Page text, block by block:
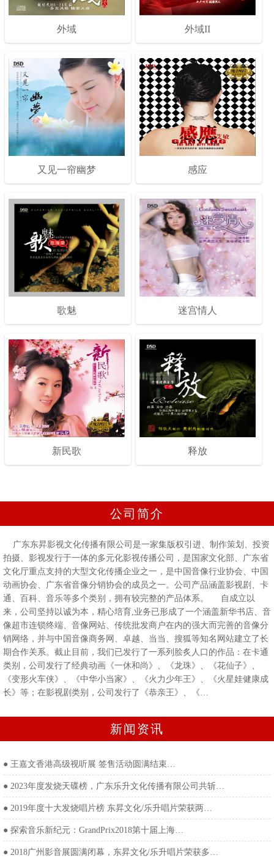
外域 外域II
又见一帘幽梦 感应
歌魅 迷宫情人
新民歌 释放
公司简介
广东东昇影视文化传播有限公司是一家集版权引进、制作策划、投资
拍摄、影视发行于一体的多元化影视传播公司，是国家文化部、广东省
文化厅重点支持的大型文化传播企业之一，是中国音像行业协会、中国
动画协会、广东省音像分销协会的成员之一。公司产品涵盖影视剧、卡
通、百科、音乐等多个类别，拥有较完整的产品体系。 自成立以
来，公司坚持以诚为本，精心培育,业务已形成了一个涵盖新华书店、音
像超市连锁终端、音像网站、传统批发商户在内的强大而完善的音像分
销网络，并与中国音像商务网、卓越、当当、搜狐等知名网站建立了长
期合作关系。截止目前，我们已发行了一系列脍炙人口的作品：在卡通
类别，公司发行了经典动画《一休和尚》、《龙珠》、《花仙子》、
《变形火车侠》、《中华小当家》、《火力少年王》、《火星娃健康成
长》等；在影视剧类别，公司发行了《恭亲王》、《…
新闻资讯
● 王嘉文香港高级视听展 签售活动圆满结束…
● 2023年度发烧天碟榜，广东乐升文化传播有限公司共斩…
● 2019年度十大发烧唱片榜 东昇文化/乐升唱片荣获两…
● 探索音乐新纪元：GrandPrix2018第十届上海…
● 2018广州影音展圆满闭幕，东昇文化/乐升唱片荣获多…